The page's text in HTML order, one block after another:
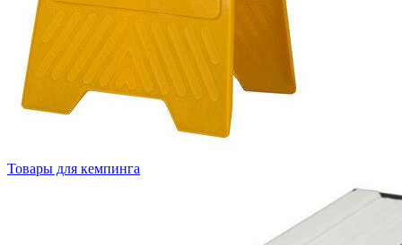
Товары для кемпинга